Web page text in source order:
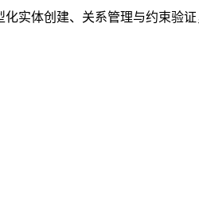
实体创建、关系管理与约束验